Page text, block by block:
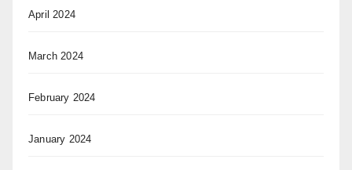
April 2024
March 2024
February 2024
January 2024